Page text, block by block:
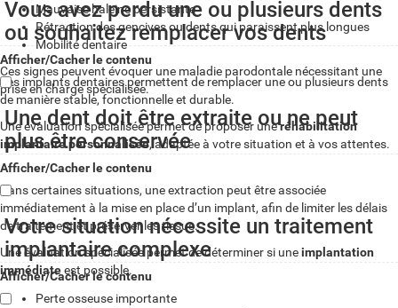
Mauvaise haleine persistante
Rétraction des gencives ou dents qui paraissent plus longues
Mobilité dentaire
Ces signes peuvent évoquer une maladie parodontale nécessitant une
prise en charge spécialisée.
Vous avez perdu une ou plusieurs dents
ou souhaitez remplacer vos dents
Afficher/Cacher le contenu
Les implants dentaires permettent de remplacer une ou plusieurs dents
de manière stable, fonctionnelle et durable.
Une évaluation spécialisée permet de proposer uneréhabilitation
implantaire personnalisée, adaptée à votre situation et à vos attentes.
Une dent doit être extraite ou ne peut
plus être conservée
Afficher/Cacher le contenu
Dans certaines situations, une extraction peut être associée
immédiatement à la mise en place d’un implant, afin de limiter les délais
de traitement et préserver les tissus.
Une évaluation spécialisée permet de déterminer si uneimplantation
immédiateest possible.
Votre situation nécessite un traitement
implantaire complexe
Afficher/Cacher le contenu
Perte osseuse importante